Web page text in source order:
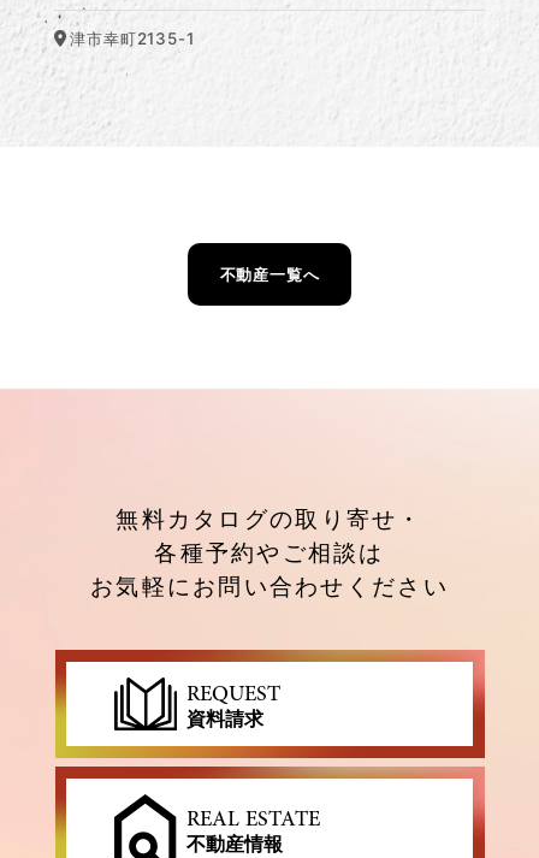
津市幸町2135-1
不動産一覧へ
無料カタログの取り寄せ・
各種予約やご相談は
お気軽にお問い合わせください
REQUEST
資料請求
REAL ESTATE
不動産情報